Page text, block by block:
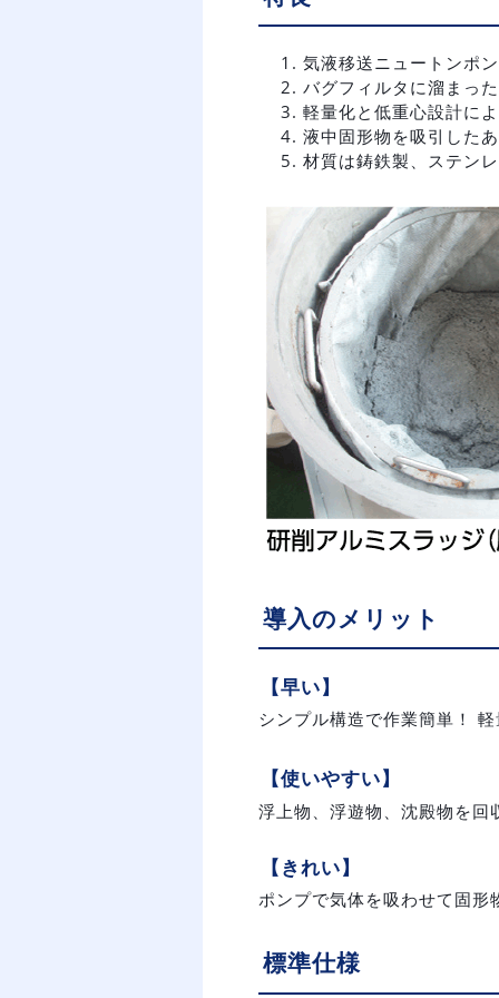
気液移送ニュートンポ
バグフィルタに溜まっ
軽量化と低重心設計に
液中固形物を吸引した
材質は鋳鉄製、ステン
導入のメリット
【早い】
シンプル構造で作業簡単！
【使いやすい】
浮上物、浮遊物、沈殿物を
【きれい】
ポンプで気体を吸わせて固
標準仕様